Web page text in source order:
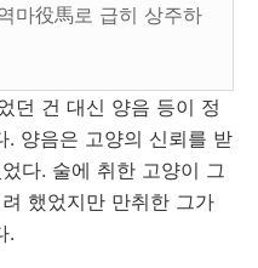
마役馬로 급히 상주하
던 건 대신 양음 등이 정
. 양음은 고양의 신뢰를 받
다. 술에 취한 고양이 그
했었지만 만취한 그가
.